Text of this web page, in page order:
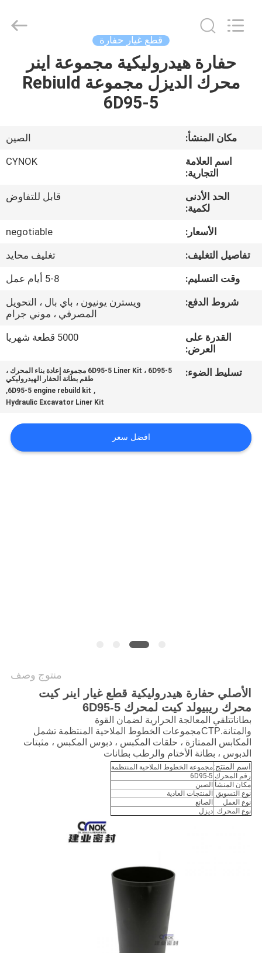
منزل،
بيت
معلومات
المعمل
الجودة
اطلب
قطع غيار حفارة
حفارة هيدروليكية مجموعة اينر
محرك الديزل مجموعة Rebiuld
6D95-5
مكان المنشأ:
الصين
اسم العلامة
التجارية:
CYNOK
الحد الأدنى
لكمية:
قابل للتفاوض
الأسعار:
negotiable
تفاصيل التغليف:
تغليف محايد
وقت التسليم:
5-8 أيام عمل
شروط الدفع:
ويسترن يونيون ، باي بال ، التحويل
المصرفي ، موني جرام
القدرة على
العرض:
5000 قطعة شهريا
تسليط الضوء:
6D95-5 Liner Kit ، 6D95-5 مجموعة إعادة بناء المحرك ،
طقم بطانة الحفار الهيدروليكي
,
6D95-5 engine rebuild kit
,
Hydraulic Excavator Liner Kit
افضل سعر
منتوج وصف
الأصلي حفارة هيدروليكية قطع غيار اينر كيت
محرك ريبيولد كيت لمحرك 6D95-5
بطاناتتلقي المعالجة الحرارية لضمان القوة
والمتانة.CTP
مجموعات الخطوط الملاحية المنتظمة تشمل
المكابس الممتازة ، حلقات المكبس ، دبوس المكبس ، مثبتات
الدبوس ، بطانة الأختام والرطب بطانات
اسم المنتج:مجموعة الخطوط الملاحية المنتظمة
رقم المحرك 6D95-5
مكان المنشأ الصين
نوع التسويق
المنتجات العادية
نوع العمل
الصانع
نوع المحرك ديزل